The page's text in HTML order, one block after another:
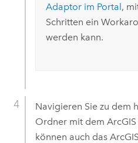
Adaptorim Portal,
Schritten ein
werden kann.
Navigieren Sie zu dem
Ordner mit dem
können auch das